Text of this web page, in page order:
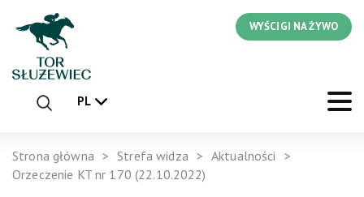
WYŚCIGI NA ŻYWO
PL
Strona główna Strefa widza
Aktualności
Orzeczenie KT nr 170 (22.10.2022)